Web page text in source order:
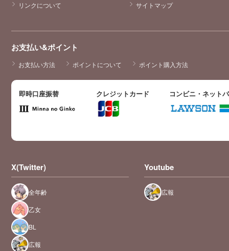
リンクについて
サイトマップ
お支払い&ポイント
お支払い方法 ポイントについて ポイント購入方法
即時口座振替 クレジットカード コンビニ・ネット
X(Twitter)
全年齢
乙女
BL
広報
Youtube
広報